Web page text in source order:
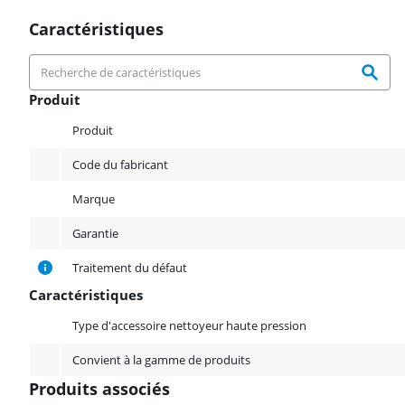
Caractéristiques
Produit
Produit
Code du fabricant
Marque
Garantie
Traitement du défaut
Caractéristiques
Type d'accessoire nettoyeur haute pression
Convient à la gamme de produits
Produits associés